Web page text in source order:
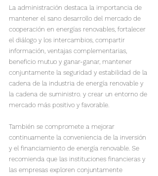
La administración destaca la importancia de
mantener el sano desarrollo del mercado de
cooperación en energías renovables, fortalecer
el diálogo y los intercambios, compartir
información, ventajas complementarias,
beneficio mutuo y ganar-ganar, mantener
conjuntamente la seguridad y estabilidad de la
cadena de la industria de energía renovable y
la cadena de suministro. y crear un entorno de
mercado más positivo y favorable.
También se compromete a mejorar
continuamente la conveniencia de la inversión
y el financiamiento de energía renovable. Se
recomienda que las instituciones financieras y
las empresas exploren conjuntamente